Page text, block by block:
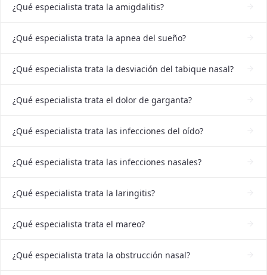
¿Qué especialista trata la amigdalitis?
¿Qué especialista trata la apnea del sueño?
¿Qué especialista trata la desviación del tabique nasal?
¿Qué especialista trata el dolor de garganta?
¿Qué especialista trata las infecciones del oído?
¿Qué especialista trata las infecciones nasales?
¿Qué especialista trata la laringitis?
¿Qué especialista trata el mareo?
¿Qué especialista trata la obstrucción nasal?